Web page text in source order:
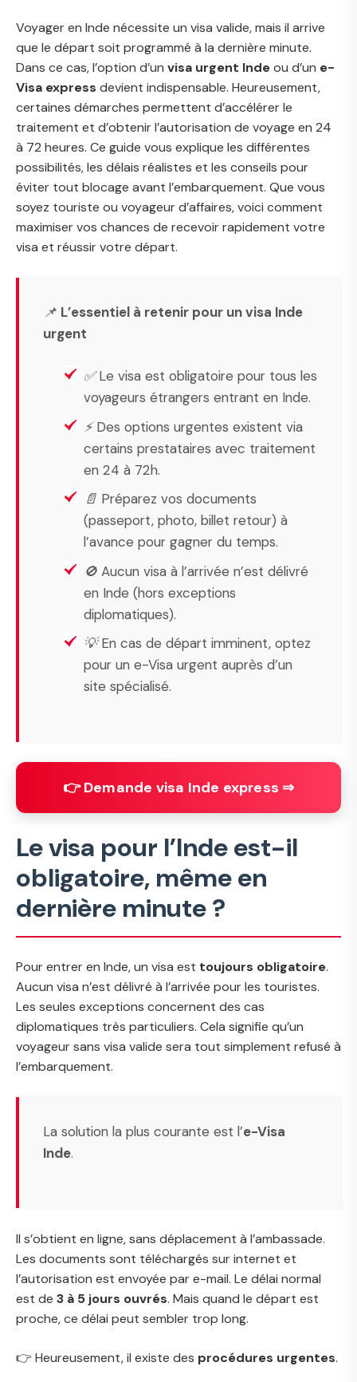
Voyager en Inde nécessite un visa valide, mais il arrive
que le départ soit programmé à la dernière minute.
Dans ce cas, l’option d’un visa urgent Indeou d’un e-
Visa express devient indispensable. Heureusement,
certaines démarches permettent d’accélérer le
traitement et d’obtenir l’autorisation de voyage en 24
à 72 heures. Ce guide vous explique les différentes
possibilités, les délais réalistes et les conseils pour
éviter tout blocage avant l’embarquement. Que vous
soyez touriste ou voyageur d’affaires, voici comment
maximiser vos chances de recevoir rapidement votre
visa et réussir votre départ.
📌 L’essentiel à retenir pour un visa Inde
urgent
✅ Le visa est obligatoire pour tous les
voyageurs étrangers entrant en Inde.
⚡ Des options urgentes existent via
certains prestataires avec traitement
en 24 à 72h.
📄 Préparez vos documents
(passeport, photo, billet retour) à
l’avance pour gagner du temps.
🚫 Aucun visa à l’arrivée n’est délivré
en Inde (hors exceptions
diplomatiques).
💡 En cas de départ imminent, optez
pour un e-Visa urgent auprès d’un
site spécialisé.
👉 Demande visa Inde express ⇒
Le visa pour l’Inde est-il
obligatoire, même en
dernière minute ?
Pour entrer en Inde, un visa est toujours obligatoire.
Aucun visa n’est délivré à l’arrivée pour les touristes.
Les seules exceptions concernent des cas
diplomatiques très particuliers. Cela signifie qu’un
voyageur sans visa valide sera tout simplement refusé à
l’embarquement.
La solution la plus courante est l’e-Visa
Inde.
Il s’obtient en ligne, sans déplacement à l’ambassade.
Les documents sont téléchargés sur internet et
l’autorisation est envoyée par e-mail. Le délai normal
est de 3 à 5 jours ouvrés. Mais quand le départ est
proche, ce délai peut sembler trop long.
👉 Heureusement, il existe des procédures urgentes.